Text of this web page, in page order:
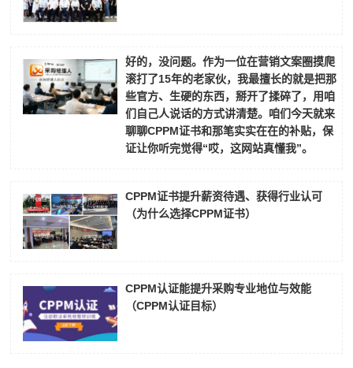
好的，没问题。作为一位在营销文案圈摸爬
滚打了15年的老家伙，我最擅长的就是把那
些官方、生硬的东西，掰开了揉碎了，用咱
们自己人说话的方式讲清楚。咱们今天就来
聊聊CPPM证书和那笔实实在在的补贴，保
证让你听完觉得“哎，这网站真懂我”。
CPPM证书提升薪资待遇、获得行业认可
（为什么选择CPPM证书）
CPPM认证能提升采购专业地位与效能
（CPPM认证目标）